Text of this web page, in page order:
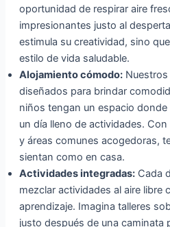
oportunidad de respirar aire
impresionantes justo al
estimula su creatividad, sino
estilo de vida saludable.
Alojamiento cómodo:Nuestros
diseñados para brindar
niños tengan un espacio
un día lleno de actividades.
y áreas comunes acogedoras,
sientan como en casa.
Actividades integradas:Cada
mezclar actividades al aire libre
aprendizaje. Imagina talleres
justo después de una caminata